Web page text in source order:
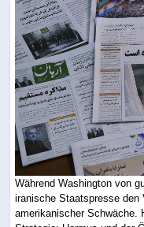
Während Washington von
iranische Staatspresse den
amerikanischer Schwäche.